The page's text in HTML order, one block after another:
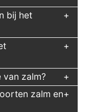
bij het
zalm?
zalm en